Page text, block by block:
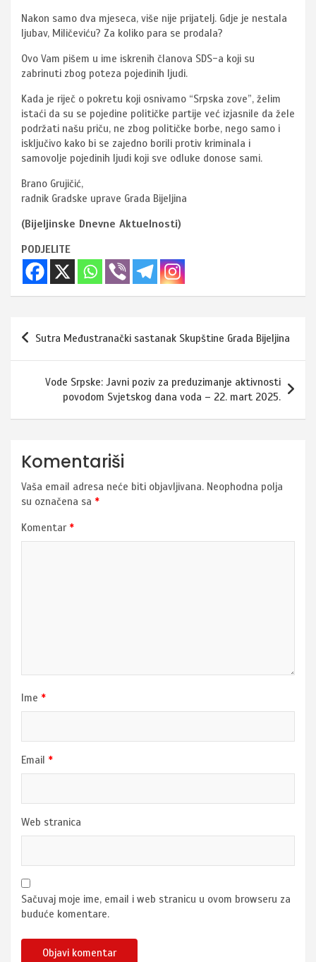
Nakon samo dva mjeseca, više nije prijatelj. Gdje je nestala
ljubav, Miličeviću? Za koliko para se prodala?
Ovo Vam pišem u ime iskrenih članova SDS-a koji su
zabrinuti zbog poteza pojedinih ljudi.
Kada je riječ o pokretu koji osnivamo “Srpska zove”, želim
istaći da su se pojedine političke partije već izjasnile da žele
podržati našu priču, ne zbog političke borbe, nego samo i
isključivo kako bi se zajedno borili protiv kriminala i
samovolje pojedinih ljudi koji sve odluke donose sami.
Brano Grujičić,
radnik Gradske uprave Grada Bijeljina
(Bijeljinske Dnevne Aktuelnosti)
PODJELITE
Navigacija
članaka
Sutra Međustranački sastanak Skupštine Grada Bijeljina
Vode Srpske: Javni poziv za preduzimanje aktivnosti
povodom Svjetskog dana voda – 22. mart 2025.
Komentariši
Vaša email adresa neće biti objavljivana. Neophodna polja
su označena sa *
Komentar *
Ime *
Email *
Web stranica
Sačuvaj moje ime, email i web stranicu u ovom browseru za
buduće komentare.